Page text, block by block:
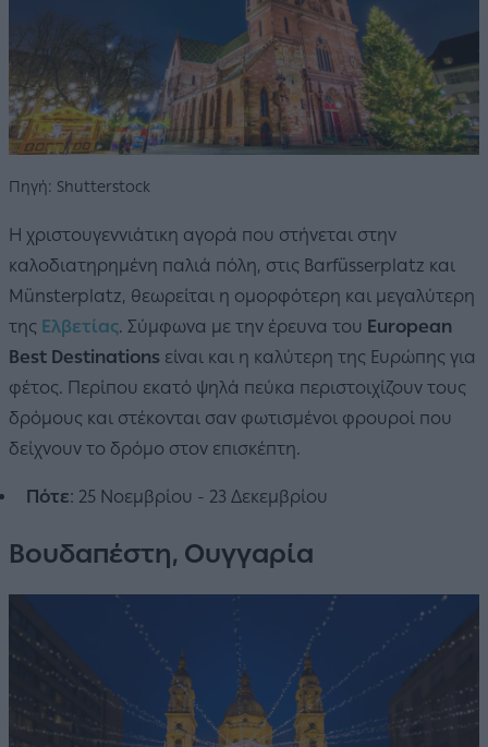
Πηγή: Shutterstock
Η χριστουγεννιάτικη αγορά που στήνεται στην
καλοδιατηρημένη παλιά πόλη, στις Barfüsserplatz και
Münsterplatz, θεωρείται η ομορφότερη και μεγαλύτερη
της Ελβετίας. Σύμφωνα με την έρευνα του European
Best Destinations είναι και η καλύτερη της Ευρώπης για
φέτος. Περίπου εκατό ψηλά πεύκα περιστοιχίζουν τους
δρόμους και στέκονται σαν φωτισμένοι φρουροί που
δείχνουν το δρόμο στον επισκέπτη.
Πότε: 25 Νοεμβρίου - 23 Δεκεμβρίου
Βουδαπέστη, Ουγγαρία